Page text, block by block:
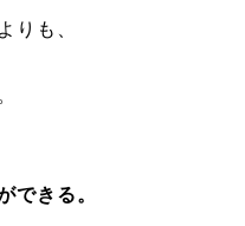
りも、
できる。